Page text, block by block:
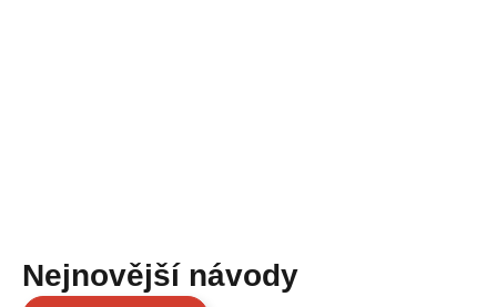
Nejnovější návody